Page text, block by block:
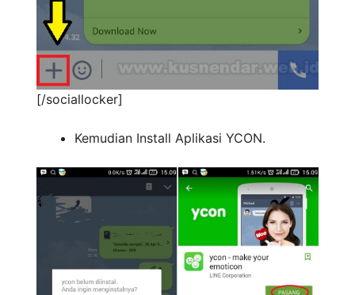
[/sociallocker]
Kemudian Install Aplikasi YCON.